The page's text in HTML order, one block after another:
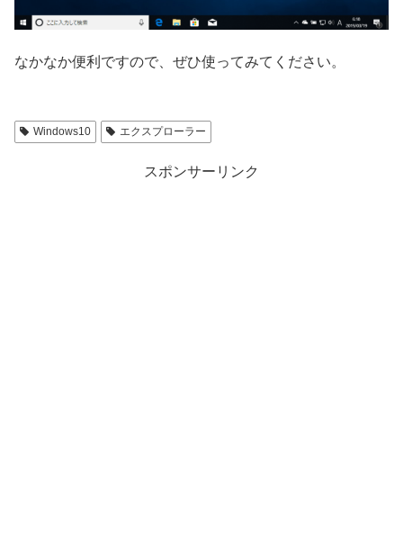
なかなか便利ですので、ぜひ使ってみてください。
Windows10 エクスプローラー
スポンサーリンク